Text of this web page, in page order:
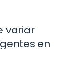
variar
en